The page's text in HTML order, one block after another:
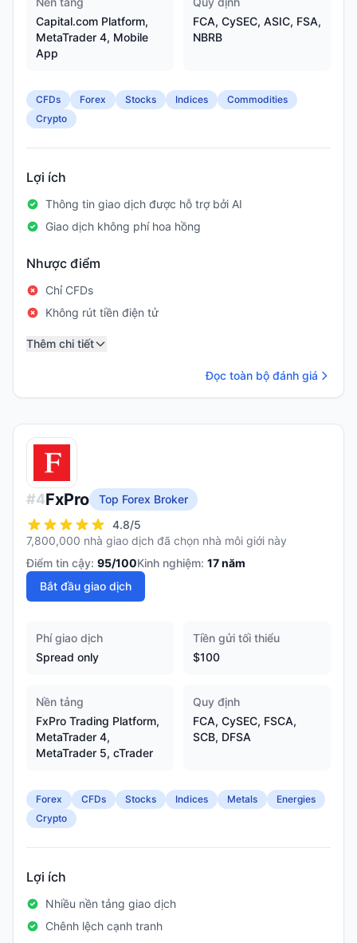
Capital.com Platform,
MetaTrader 4, Mobile
App
FCA, CySEC, ASIC, FSA,
NBRB
CFDs Forex Stocks Indices
Commodities
Crypto
Lợi ích
Thông tin giao dịch được hỗ trợ bởi AI
Giao dịch không phí hoa hồng
Nhược điểm
Chỉ CFDs
Không rút tiền điện tử
Thêm chi tiết
Đọc toàn bộ đánh giá
#4FxPro
Top Forex Broker
4.8/5
7,800,000 nhà giao dịch đã chọn nhà môi giới này
Điểm tin cậy: 95/100Kinh nghiệm: 17năm
Bắt đầu giao dịch
Phí giao dịch
Spread only
Tiền gửi tối thiểu
$100
Nền tảng
FxPro Trading Platform,
MetaTrader 4,
MetaTrader 5, cTrader
Quy định
FCA, CySEC, FSCA,
SCB, DFSA
Forex CFDs Stocks Indices Metals
Energies
Crypto
Lợi ích
Nhiều nền tảng giao dịch
Chênh lệch cạnh tranh